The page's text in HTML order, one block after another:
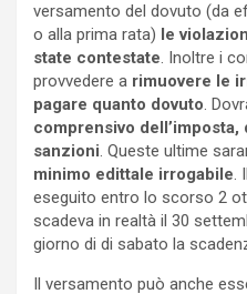
versamento del dovuto (da
o alla prima rata) le
state contestate. Inoltre i
provvedere a rimuovere le
pagare quanto dovuto.
comprensivo
sanzioni. Queste ultime
minimo edittale irrogabile.
eseguito entro lo scorso 2
scadeva in realtà il 30
giorno di di sabato la
Il versamento può anche